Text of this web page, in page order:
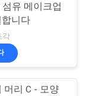
이
섬유 메이크업
니다
각
머리 C - 모양